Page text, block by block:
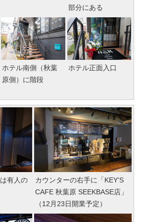
部分にある
ホテル南側（秋葉
原側）に階段
ホテル正面入口
有人の
カウンターの右手に「KEY'S
CAFE 秋葉原 SEEKBASE店」
（12月23日開業予定）